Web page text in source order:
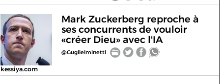
kessiya.com
Mark Zuckerberg reproche à
ses concurrents de vouloir
«créer Dieu» avec l'IA
@Guglielminetti